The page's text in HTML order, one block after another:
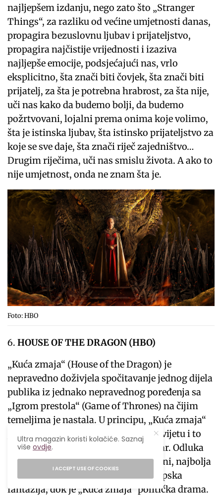
najljepšem izdanju, nego zato što „Stranger
Things“, za razliku od većine umjetnosti danas,
propagira bezuslovnu ljubav i prijateljstvo,
propagira najčistije vrijednosti i izaziva
najljepše emocije, podsjećajući nas, vrlo
eksplicitno, šta znači biti čovjek, šta znači biti
prijatelj, za šta je potrebna hrabrost, za šta nije,
uči nas kako da budemo bolji, da budemo
požrtvovani, lojalni prema onima koje volimo,
šta je istinska ljubav, šta istinsko prijateljstvo za
koje se sve daje, šta znači riječ zajedništvo…
Drugim riječima, uči nas smislu života. A ako to
nije umjetnost, onda ne znam šta je.
Foto: HBO
HOUSE OF THE DRAGON (HBO)
„Kuća zmaja“ (House of the Dragon) je
nepravedno doživjela spočitavanje jednog dijela
publika iz jednako nepravednog poređenja sa
„Igrom prestola“ (Game of Thrones) na čijim
temeljima je nastala. U principu, „Kuća zmaja“
je prolog „Igre“ i dešava se u istom svijetu i to
im je otprilike jedina zajednička stvar. Odluka
da im to bude jedina spona je, po meni, najbolja
odluka budući da je „Igra prestola“ epska
fantazija, dok je „Kuća zmaja“ politička drama.
Ultra magazin koristi kolačiće. Saznaj
višeovdje.
I ACCEPT USE OF COOKIES